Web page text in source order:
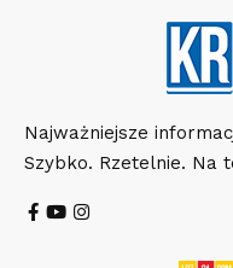
Najważniejsze
Szybko. Rzetelnie. Na